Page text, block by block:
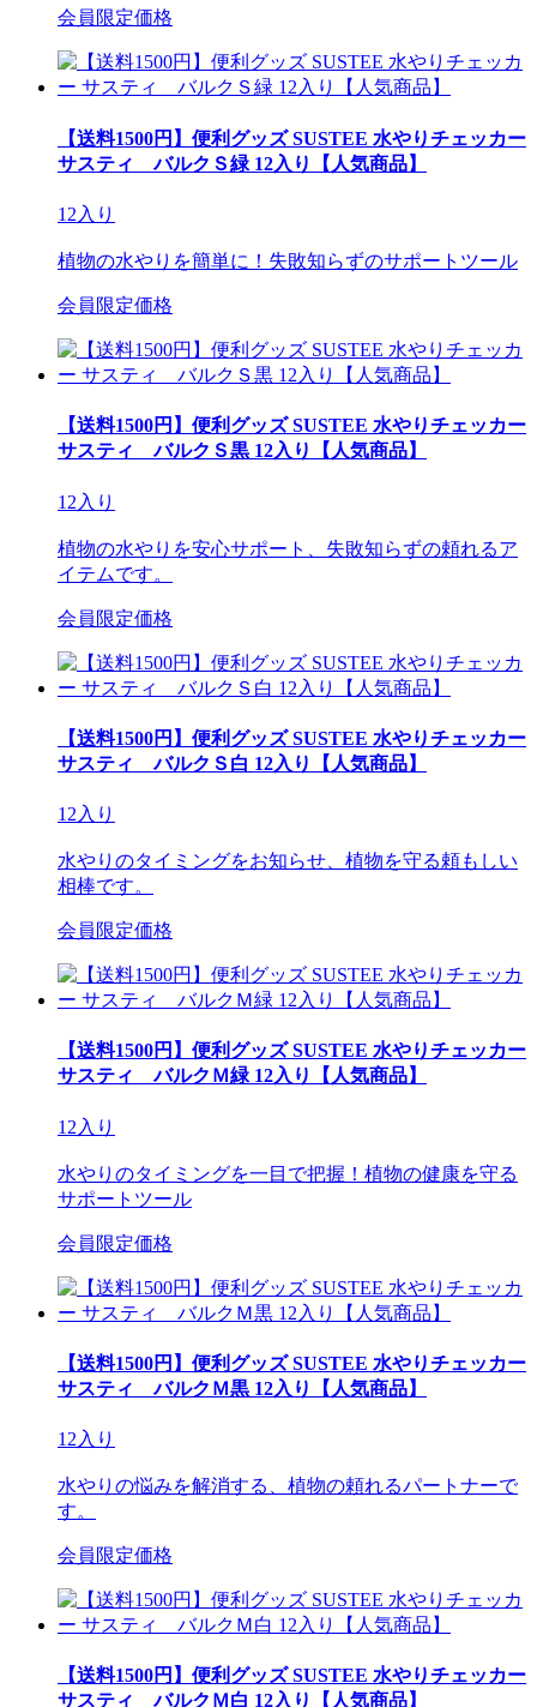
会員限定価格
【送料1500円】便利グッズ SUSTEE 水やりチェッカー
サスティ バルクＳ緑 12入り【人気商品】
12入り
植物の水やりを簡単に！失敗知らずのサポートツール
会員限定価格
【送料1500円】便利グッズ SUSTEE 水やりチェッカー
サスティ バルクＳ黒 12入り【人気商品】
12入り
植物の水やりを安心サポート、失敗知らずの頼れるア
イテムです。
会員限定価格
【送料1500円】便利グッズ SUSTEE 水やりチェッカー
サスティ バルクＳ白 12入り【人気商品】
12入り
水やりのタイミングをお知らせ、植物を守る頼もしい
相棒です。
会員限定価格
【送料1500円】便利グッズ SUSTEE 水やりチェッカー
サスティ バルクＭ緑 12入り【人気商品】
12入り
水やりのタイミングを一目で把握！植物の健康を守る
サポートツール
会員限定価格
【送料1500円】便利グッズ SUSTEE 水やりチェッカー
サスティ バルクＭ黒 12入り【人気商品】
12入り
水やりの悩みを解消する、植物の頼れるパートナーで
す。
会員限定価格
【送料1500円】便利グッズ SUSTEE 水やりチェッカー
サスティ バルクＭ白 12入り【人気商品】